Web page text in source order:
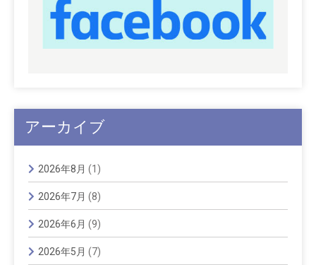
アーカイブ
2026年8月 (1)
2026年7月 (8)
2026年6月 (9)
2026年5月 (7)